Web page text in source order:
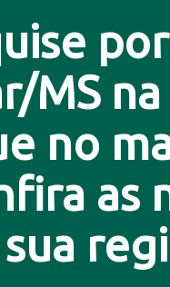
MS
no
as